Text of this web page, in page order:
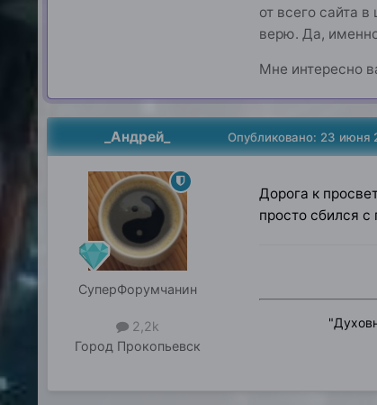
от всего сайта
верю. Да,
Мне интересно
_Андрей_
СуперФорумчанин
2,2k
Город Прокопьевск
Опубликовано: 23 июня
Дорога к
просто сбился с
"